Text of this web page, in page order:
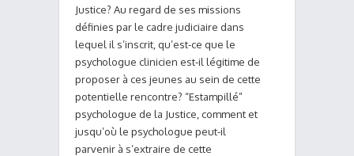
Justice? Au regard de ses missions
définies par le cadre judiciaire dans
lequel il s’inscrit, qu’est-ce que le
psychologue clinicien est-il légitime de
proposer à ces jeunes au sein de cette
potentielle rencontre? “Estampillé”
psychologue de la Justice, comment et
jusqu’où le psychologue peut-il
parvenir à s’extraire de cette